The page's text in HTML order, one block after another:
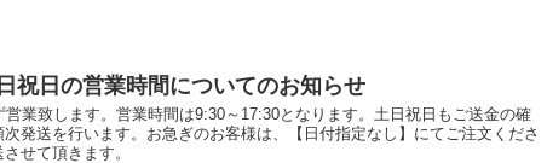
祝日の営業時間についてのお知らせ
業致します。営業時間は9:30～17:30となります。土日祝日もご送金の確
発送を行います。お急ぎのお客様は、【日付指定なし】にてご注文くださ
せて頂きます。